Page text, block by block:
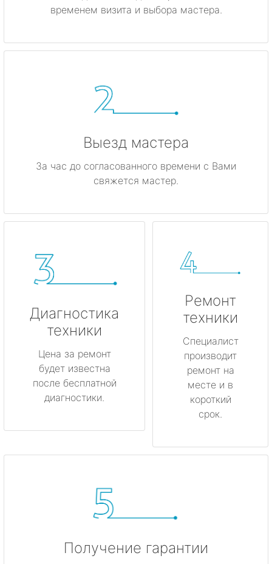
временем визита и выбора мастера.
Выезд мастера
За час до согласованного времени с Вами
свяжется мастер.
Диагностика
техники
Цена за ремонт
будет известна
после бесплатной
диагностики.
Ремонт
техники
Специалист
производит
ремонт на
месте и в
короткий
срок.
Получение гарантии